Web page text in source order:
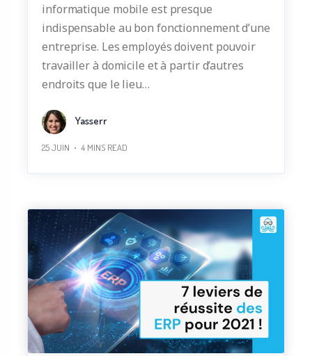
informatique mobile est presque
indispensable au bon fonctionnement d’une
entreprise. Les employés doivent pouvoir
travailler à domicile et à partir d’autres
endroits que le lieu…
Yasserr
25 JUIN 4 MINS READ